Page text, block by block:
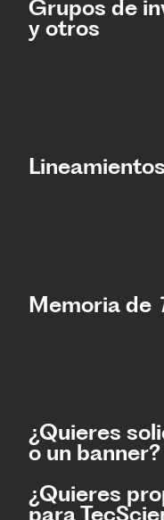
Grupos de
y otros
Memoria de
¿Quieres
o un banner?
¿Quieres
para